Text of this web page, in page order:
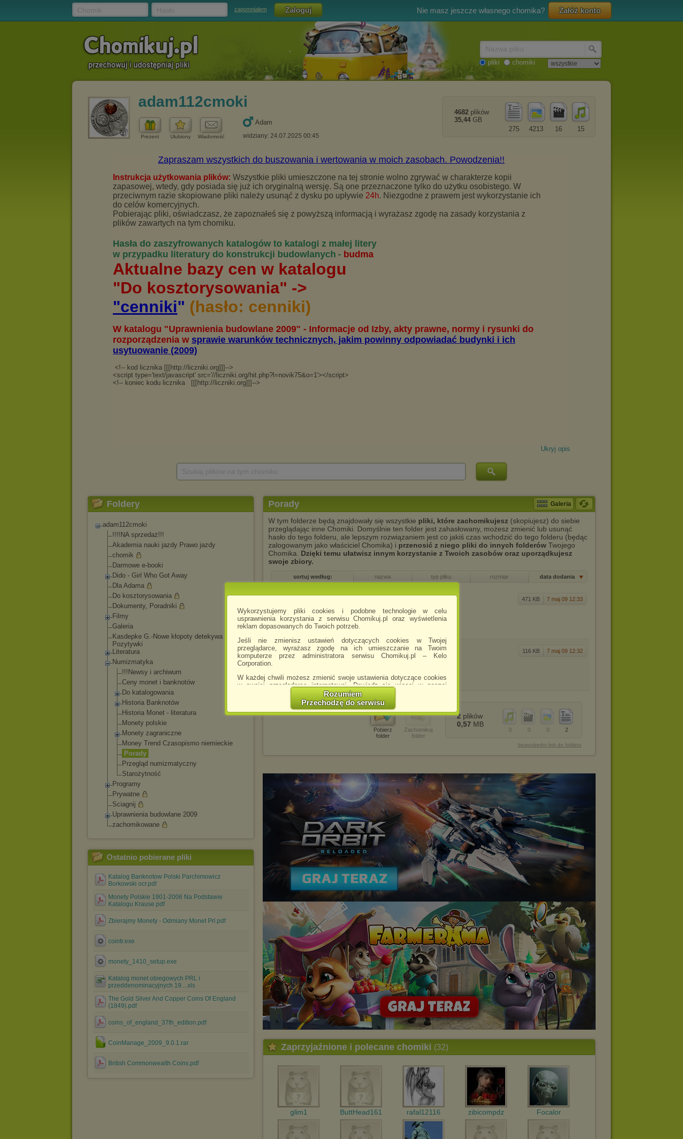
Wykorzystujemy pliki cookies i podobne technologie w celu
usprawnienia korzystania z serwisu Chomikuj.pl oraz wyświetlenia
reklam dopasowanych do Twoich potrzeb.
Jeśli nie zmienisz ustawień dotyczących cookies w Twojej
przeglądarce, wyrażasz zgodę na ich umieszczanie na Twoim
komputerze przez administratora serwisu Chomikuj.pl – Kelo
Corporation.
W każdej chwili możesz zmienić swoje ustawienia dotyczące cookies
w swojej przeglądarce internetowej. Dowiedz się więcej w naszej
http://chomikuj.pl/PolitykaPrywatnosci.aspx
Jednocześnie informujemy że zmiana ustawień przeglądarki może
spowodować ograniczenie korzystania ze strony Chomikuj.pl.
W przypadku braku twojej zgody na akceptację cookies niestety
Wyrażenie sprzeciwu spowoduje, że wyświetlana Ci reklama nie
będzie dopasowana do Twoich preferencji, a będzie to reklama
wyświetlona przypadkowo.
Istnieje możliwość zmiany ustawień przeglądarki internetowej w
sposób uniemożliwiający przechowywanie plików cookies na
urządzeniu końcowym. Można również usunąć pliki cookies,
dokonując odpowiednich zmian w ustawieniach przeglądarki
internetowej.
Pełną informację na ten temat znajdziesz pod adresem
http://chomikuj.pl/PolitykaPrywatnosci.aspx.
Rozumiem
Przechodzę do serwisu
zapomniałem Nie masz jeszcze własnego chomika? Załóż konto
pliki chomiki
adam112cmoki
Prezent Ulubiony Wiadomość
Adam
widziany: 24.07.2025 00:45
15
16
4213
275
4682 plików
35,44 GB
Ukryj opis
Foldery
adam112cmoki
!!!!NA sprzedaż!!!
Akademia nauki jazdy Prawo jazdy
chomik
Darmowe e-booki
Dido - Girl Who Got Away
Dla Adama
Do kosztorysowania
Dokumenty, Poradniki
Filmy
Galeria
Kasdepke G.-Nowe kłopoty detekywa
Pozytywki
Literatura
Numizmatyka
!!!Newsy i archiwum
Ceny monet i banknotów
Do katalogowania
Historia Banknotów
Historia Monet - literatura
Monety polskie
Monety zagraniczne
Money Trend Czasopismo niemieckie
Porady
Przegląd numizmatyczny
Starożytność
Programy
Prywatne
Sciagnij
Uprawnienia budowlane 2009
zachomikowane
Ostatnio pobierane pliki
Katalog Banknotow Polski Parchimowicz
Borkowski ocr.pdf
Monety Polskie 1901-2006 Na Podstawie
Katalogu Krause.pdf
Zbierajmy Monety - Odmiany Monet Prl.pdf
cointr.exe
monety_1410_setup.exe
Katalog monet obiegowych PRL i
przeddenominacyjnych 19....xls
The Gold Silver And Copper Coins Of England
(1849).pdf
coins_of_england_37th_edition.pdf
CoinManage_2009_9.0.1.rar
British Commonwealth Coins.pdf
Porady Galeria
W tym folderze będą znajdowały się wszystkie pliki, które zachomikujesz (skopiujesz) do siebie
przeglądając inne Chomiki. Domyślnie ten folder jest zahasłowany, możesz zmienić lub usunąć
hasło do tego folderu, ale lepszym rozwiązaniem jest co jakiś czas wchodzić do tego folderu (będąc
zalogowanym jako właściciel Chomika) i przenosić z niego pliki do innych folderów Twojego
Chomika. Dzięki temu ułatwisz innym korzystanie z Twoich zasobów oraz uporządkujesz
swoje zbiory.
sortuj według: nazwa typ pliku rozmiar data dodania
471 KB 7 maj 09 12:33
zachomikowany
116 KB 7 maj 09 12:32
Czyszczenie Monet.doc
Pobierz
folder
Zachomikuj
folder
2
0
0
0
2 plików
0,57 MB
bezpośredni link do folderu
Zaprzyjaźnione i polecane chomiki (32)
glim1 ButtHead161 rafal12116 zibicompdz Focalor